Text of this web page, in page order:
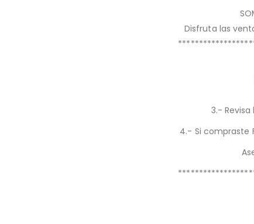
Disfruta las
3.- Revisa
4.- Si compraste